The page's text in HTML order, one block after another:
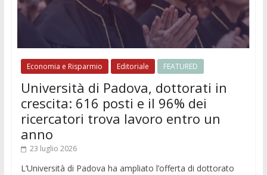
Economia e Risparmio Editoriale FEATURED
Università di Padova, dottorati in
crescita: 616 posti e il 96% dei
ricercatori trova lavoro entro un
anno
23 luglio 2026
L’Università di Padova ha ampliato l’offerta di dottorato